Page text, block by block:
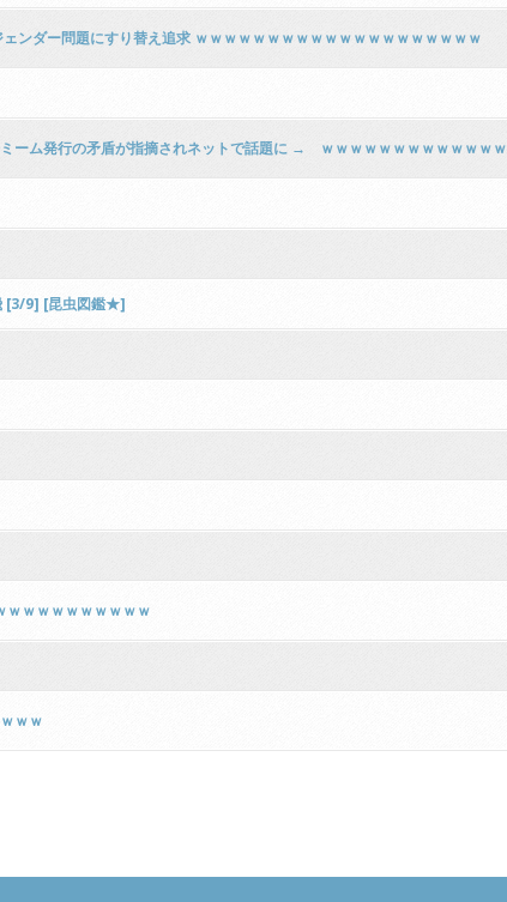
ンダー問題にすり替え追求 ｗｗｗｗｗｗｗｗｗｗｗｗｗｗｗｗｗｗｗｗ
ーム発行の矛盾が指摘されネットで話題に → ｗｗｗｗｗｗｗｗｗｗｗｗｗ
[3/9] [昆虫図鑑★]
ｗｗｗｗｗｗｗｗｗｗ
ｗｗ